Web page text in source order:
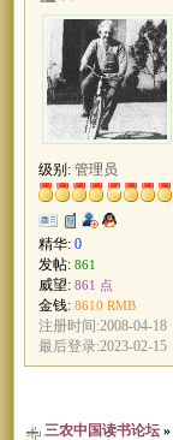
级别: 管理员
精华: 0
发帖: 861
威望: 861 点
金钱: 8610 RMB
注册时间:2008-04-18
最后登录:2023-02-15
三农中国读书论坛 »